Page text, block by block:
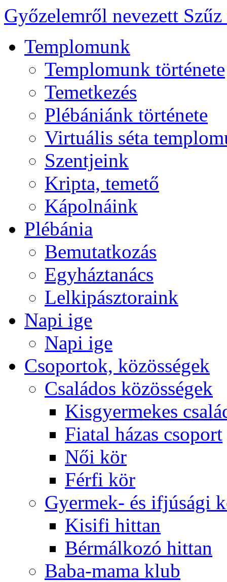
Győzelemről nevezett
Templomunk
Templomunk története
Temetkezés
Plébániánk története
Virtuális séta
Szentjeink
Kripta, temető
Kápolnáink
Plébánia
Bemutatkozás
Egyháztanács
Lelkipásztoraink
Napi ige
Napi ige
Csoportok, közösségek
Családos közösségek
Kisgyermekes
Fiatal házas csoport
Női kör
Férfi kör
Gyermek- és ifjúsági
Kisifi hittan
Bérmálkozó hittan
Baba-mama klub